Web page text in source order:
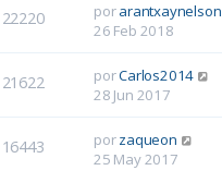
22220 porarantxaynelson
26 Feb 2018
21622 porCarlos2014
28 Jun 2017
16443 porzaqueon
25 May 2017